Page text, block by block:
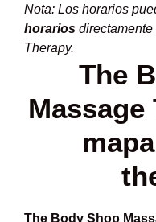
Nota: Los horarios
horarios
Therapy.
The
Massage
The Body Shop